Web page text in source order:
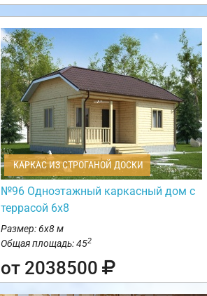
КАРКАС ИЗ СТРОГАНОЙ ДОСКИ
№96 Одноэтажный каркасный дом с
террасой 6х8
Размер: 6х8 м
Общая площадь: 452
от 2038500